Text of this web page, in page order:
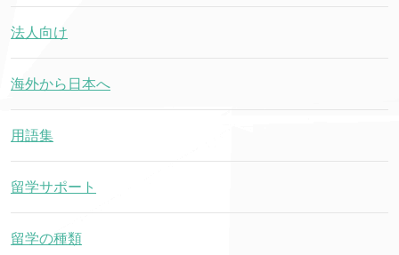
法人向け
海外から日本へ
用語集
留学サポート
留学の種類